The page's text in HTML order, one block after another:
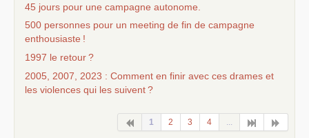
45 jours pour une campagne autonome.
500 personnes pour un meeting de fin de campagne
enthousiaste !
1997 le retour?
2005, 2007, 2023 : Comment en finir avec ces drames et
les violences qui les suivent?
1 2 3 4